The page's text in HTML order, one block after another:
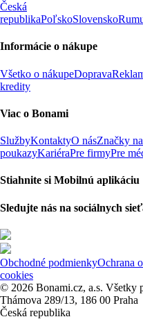
Česká
republikaPoľskoSlovensko
Informácie o nákupe
Všetko o nákupeDoprava
kredity
Viac o Bonami
SlužbyKontaktyO násZnačky
poukazyKariéraPre firmyPre
Stiahnite si Mobilnú aplikáciu
Sledujte nás na sociálnych
Obchodné podmienkyOchrana
cookies
© 2026 Bonami.cz, a.s. Všetky
Thámova 289/13, 186 00 Praha
Česká republika